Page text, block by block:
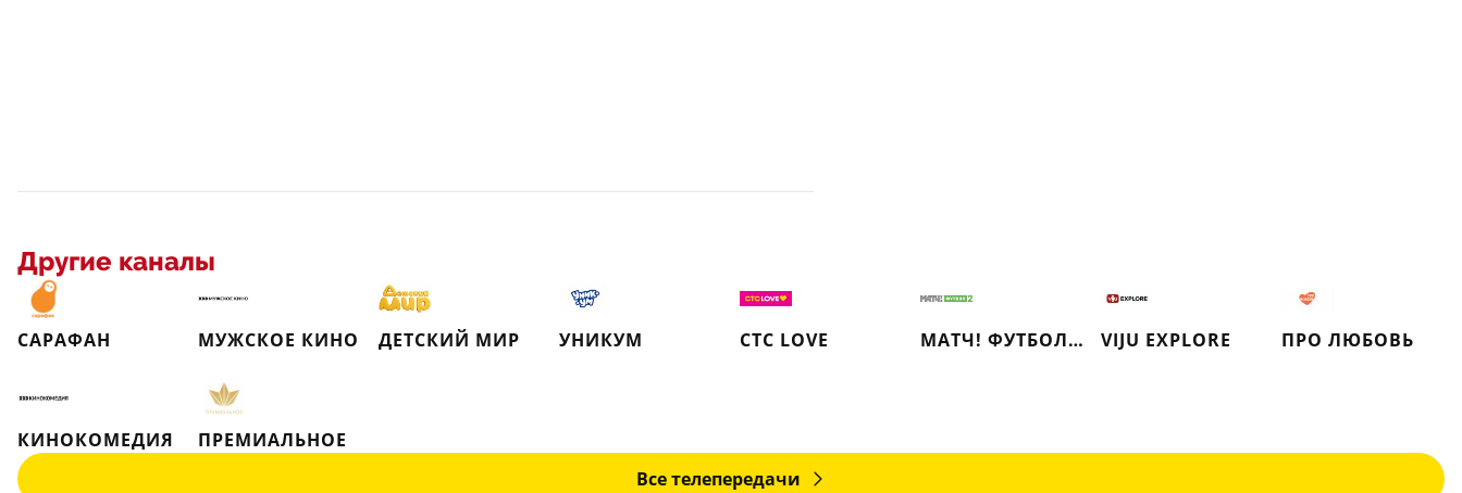
Другие каналы
САРАФАН МУЖСКОЕ КИНО ДЕТСКИЙ МИР УНИКУМ СТС LOVE МАТЧ! ФУТБОЛ 2 VIJU EXPLORE ПРО ЛЮБОВЬ
КИНОКОМЕДИЯ
ПРЕМИАЛЬНОЕ
Все телепередачи